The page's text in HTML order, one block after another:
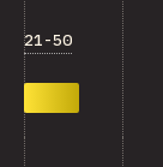
21-50